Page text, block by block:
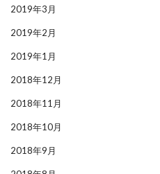
2019年3月
2019年2月
2019年1月
2018年12月
2018年11月
2018年10月
2018年9月